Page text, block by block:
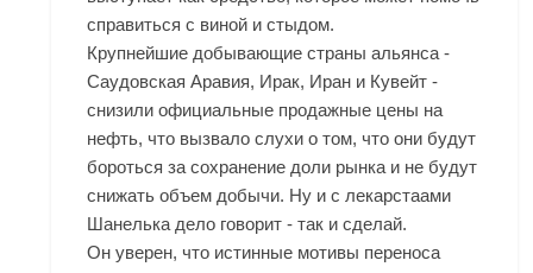
справиться с виной и стыдом.
Крупнейшие добывающие страны альянса -
Саудовская Аравия, Ирак, Иран и Кувейт -
снизили официальные продажные цены на
нефть, что вызвало слухи о том, что они будут
бороться за сохранение доли рынка и не будут
снижать объем добычи. Ну и с лекарстаами
Шанелька дело говорит - так и сделай.
Он уверен, что истинные мотивы переноса